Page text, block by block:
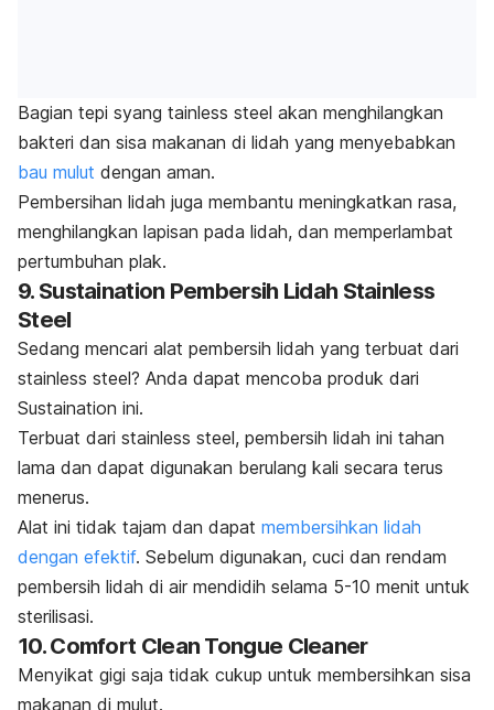
Bagian tepi syang tainless steel akan menghilangkan
bakteri dan sisa makanan di lidah yang menyebabkan
bau mulut dengan aman.
Pembersihan lidah juga membantu meningkatkan rasa,
menghilangkan lapisan pada lidah, dan memperlambat
pertumbuhan plak.
9. Sustaination Pembersih Lidah Stainless
Steel
Sedang mencari alat pembersih lidah yang terbuat dari
stainless steel? Anda dapat mencoba produk dari
Sustaination ini.
Terbuat dari stainless steel, pembersih lidah ini tahan
lama dan dapat digunakan berulang kali secara terus
menerus.
Alat ini tidak tajam dan dapat membersihkan lidah
dengan efektif. Sebelum digunakan, cuci dan rendam
pembersih lidah di air mendidih selama 5-10 menit untuk
sterilisasi.
10. Comfort Clean Tongue Cleaner
Menyikat gigi saja tidak cukup untuk membersihkan sisa
makanan di mulut.